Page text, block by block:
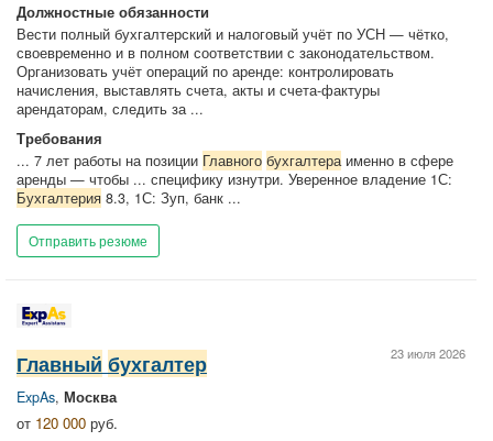
Должностные обязанности
Вести полный бухгалтерский и налоговый учёт по УСН — чётко,
своевременно и в полном соответствии с законодательством.
Организовать учёт операций по аренде: контролировать
начисления, выставлять счета, акты и счета‑фактуры
арендаторам, следить за ...
Требования
... 7 лет работы на позиции Главного бухгалтера именно в сфере
аренды — чтобы ... специфику изнутри. Уверенное владение 1С:
Бухгалтерия 8.3, 1С: Зуп, банк ...
Отправить резюме
23 июля 2026
Главный бухгалтер
ExpAs, Москва
от 120 000 руб.